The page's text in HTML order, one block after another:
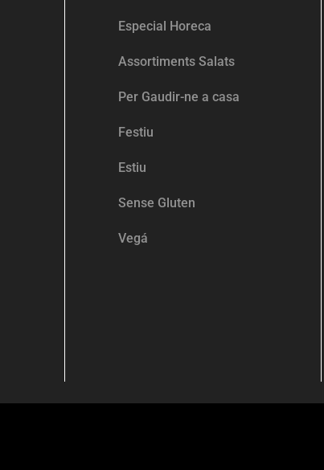
Especial Horeca
Assortiments Salats
Per Gaudir-ne a casa
Festiu
Estiu
Sense Gluten
Vegá